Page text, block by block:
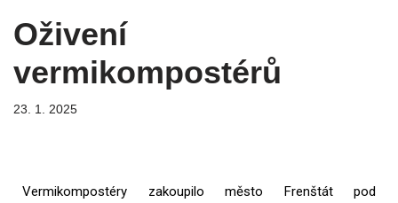
Oživení
vermikompostérů
23. 1. 2025
Vermikompostéry zakoupilo město Frenštát pod